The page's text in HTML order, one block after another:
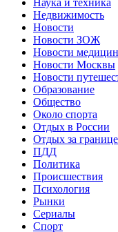
Наука и техника
Недвижимость
Новости
Новости ЗОЖ
Новости
Новости Москвы
Новости
Образование
Общество
Около спорта
Отдых в России
Отдых за
ПДД
Политика
Происшествия
Психология
Рынки
Сериалы
Спорт